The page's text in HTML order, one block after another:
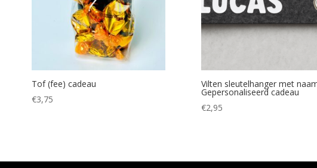
Tof (fee) cadeau
€3,75
Vilten sleutelhanger met
Gepersonaliseerd cadeau
€2,95